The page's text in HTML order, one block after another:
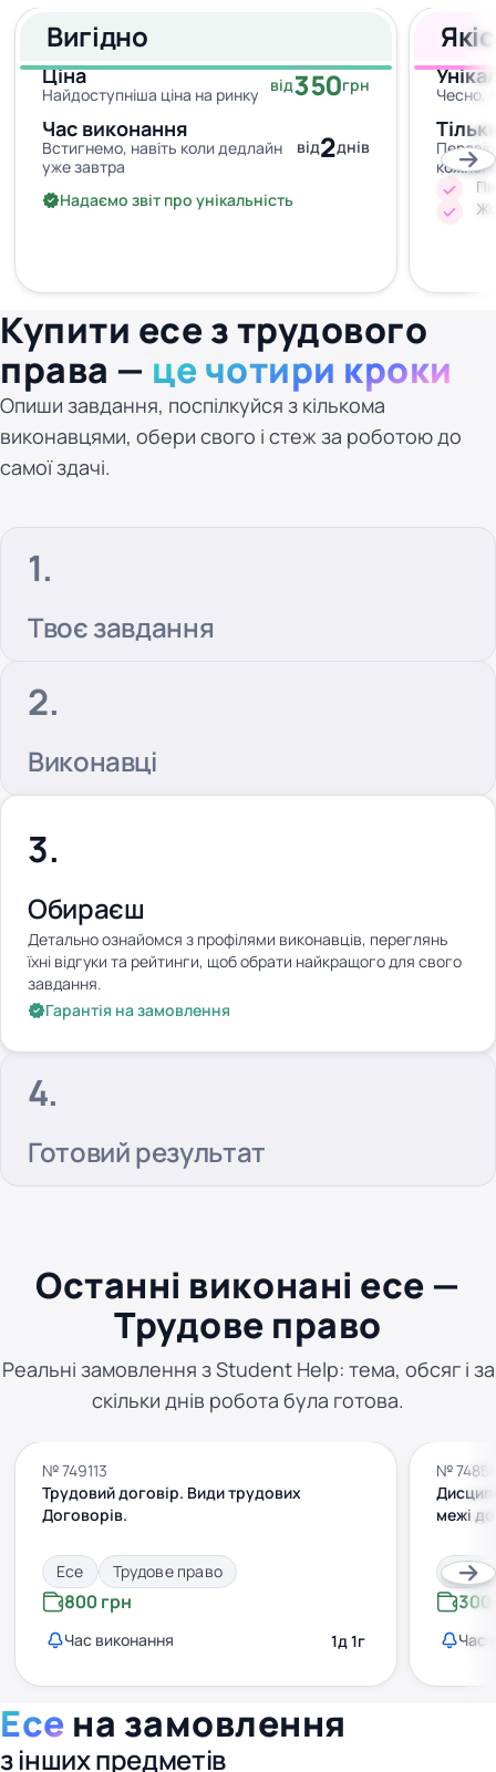
Вигідно
Ціна
Найдоступніша ціна на ринку від350грн
Час виконання
Встигнемо, навіть коли дедлайн
уже завтра
від2днів
Надаємо звіт про унікальність
Чесно,
Купити есе з трудового
права — це чотири кроки
Опиши завдання, поспілкуйся з кількома
виконавцями, обери свого і стеж за роботою до
самої здачі.
Твоє завдання
Виконавці
Обираєш
Детально ознайомся з профілями виконавців, переглянь
їхні відгуки та рейтинги, щоб обрати найкращого для свого
завдання.
Гарантія на замовлення
Готовий результат
Останні виконані есе —
Трудове право
Реальні замовлення з Student Help: тема, обсяг і за
скільки днів робота була готова.
№ 749113
Трудовий договір. Види трудових
Договорів.
Есе Трудове право
800 грн
Час виконання 1д 1г
№
межі
Есе
300
Час
Есе на замовлення
з інших предметів